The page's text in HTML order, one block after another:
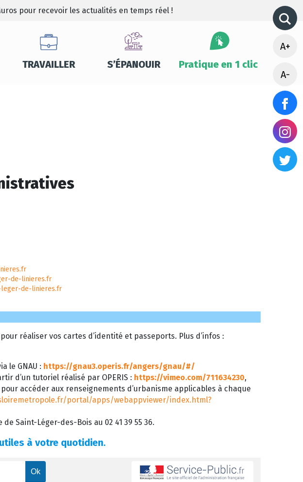
pour recevoir les actualités en temps réel !
TRAVAILLER S’ÉPANOUIR Pratique en 1 clic
A+
A-
de-linieres.fr
de-linieres.fr
réaliser vos cartes d’identité et passeports. Plus d’infos :
le GNAU : https://gnau3.operis.fr/angers/gnau/#/
d’un tutoriel réalisé par OPERIS : https://vimeo.com/711634230,
accéder aux renseignements d’urbanisme applicables à chaque
portal/apps/webappviewer/index.html?
Saint-Léger-des-Bois au 02 41 39 55 36.
à votre quotidien.